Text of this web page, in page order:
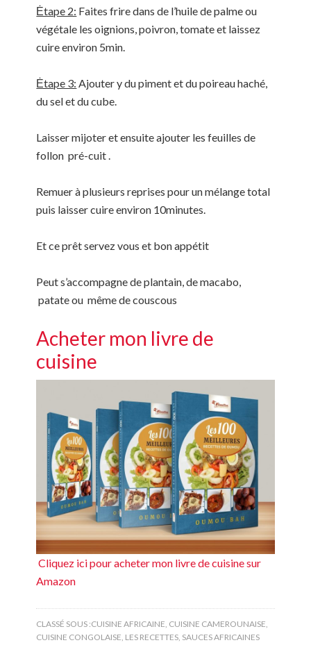
Ėtape 2: Faites frire dans de l’huile de palme ou
végétale les oignions, poivron, tomate et laissez
cuire environ 5min.
Ėtape 3: Ajouter y du piment et du poireau haché,
du sel et du cube.
Laisser mijoter et ensuite ajouter les feuilles de
follon pré-cuit .
Remuer à plusieurs reprises pour un mélange total
puis laisser cuire environ 10minutes.
Et ce prêt servez vous et bon appétit
Peut s’accompagne de plantain, de macabo,
patate ou même de couscous
Acheter mon livre de
cuisine
Cliquez ici pour acheter mon livre de cuisine sur
Amazon
CLASSÉ SOUS :CUISINE AFRICAINE CUISINE CAMEROUNAISE
CUISINE CONGOLAISE LES RECETTES SAUCES AFRICAINES